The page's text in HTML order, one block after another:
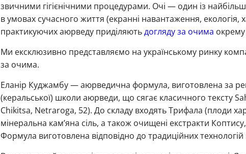
звичними гігієнічними процедурами. Очі — один із
в умовах сучасного життя (екранні навантаження,
практикуючих аюрведу приділяютьдогляду за очима окрему
Ми ексклюзивно представляємо на українському ринку
за очима.
Еланір Куджамбу — аюрведична формула, виготовлена за
(керальської) школи аюрведи, що сягає класичного тексту
Chikitsa, Netraroga, 52). До складу входять Трифала (плоди
мінеральна кам’яна сіль, а також очищені екстракти
Формула виготовлена відповідно до традиційних технологій